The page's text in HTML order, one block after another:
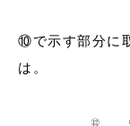
⑩で示す部分に
は。